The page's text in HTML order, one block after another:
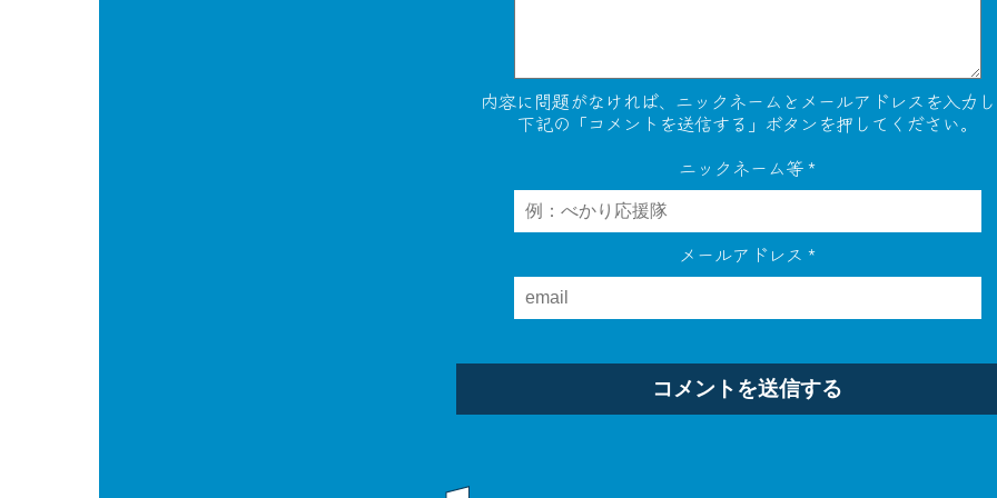
内容に問題がなければ、ニックネームとメールアドレスを入力
下記の「コメントを送信する」ボタンを押してください。
ニックネーム等*
メールアドレス*